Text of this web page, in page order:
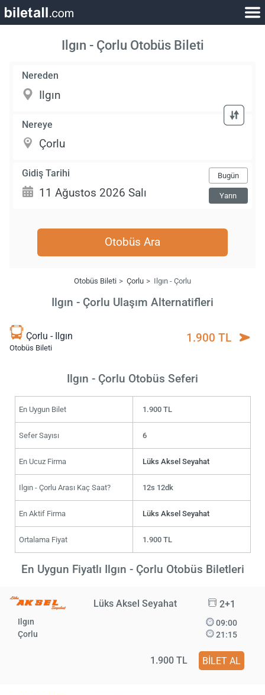
Ilgın - Çorlu Otobüs Bileti
Nereden
Nereye
Gidiş Tarihi Bugün
Yarın
Otobüs Ara
Otobüs Bileti Çorlu Ilgın - Çorlu
Ilgın - Çorlu Ulaşım Alternatifleri
Çorlu - Ilgın
Otobüs Bileti
1.900 TL
Ilgın - Çorlu Otobüs Seferi
En Uygun Bilet 1.900 TL
Sefer Sayısı 6
En Ucuz Firma Lüks Aksel Seyahat
Ilgın - Çorlu Arası Kaç Saat? 12s 12dk
En Aktif Firma Lüks Aksel Seyahat
Ortalama Fiyat 1.900 TL
En Uygun Fiyatlı Ilgın - Çorlu Otobüs Biletleri
Lüks Aksel Seyahat 2+1
Ilgın
Çorlu
09:00
21:15
1.900 TL BİLET AL